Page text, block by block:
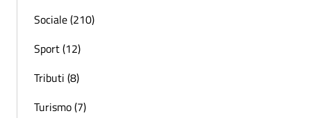
Sociale (210)
Sport (12)
Tributi (8)
Turismo (7)